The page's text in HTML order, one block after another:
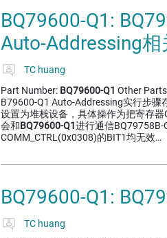
BQ79600-Q1:
Auto-Addressing相
TC huang
Part Number: BQ79600-Q1 Other
B79600-Q1 Auto-Addressing实行步骤
设置为堆栈设备，具体操作为把寄存
会和BQ79600-Q1进行通信BQ79758B-
COMM_CTRL(0x0308)的BIT1均无效…
BQ79600-Q1:
TC huang